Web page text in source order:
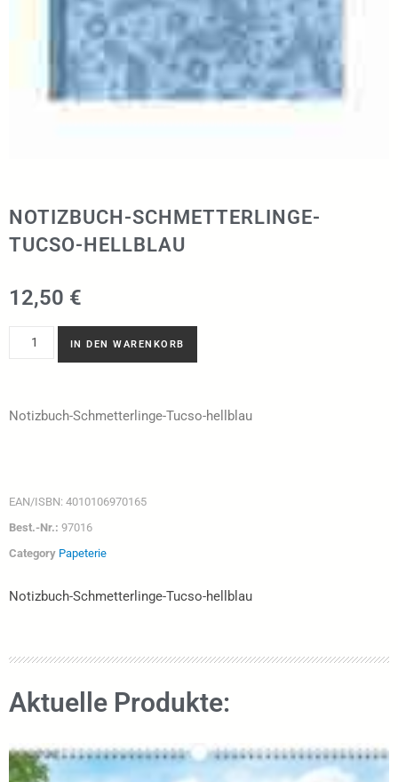
NOTIZBUCH-SCHMETTERLINGE-
TUCSO-HELLBLAU
12,50 €
IN DEN WARENKORB
Notizbuch-Schmetterlinge-Tucso-hellblau
EAN/ISBN: 4010106970165
Best.-Nr.: 97016
Category Papeterie
Notizbuch-Schmetterlinge-Tucso-hellblau
Aktuelle Produkte: